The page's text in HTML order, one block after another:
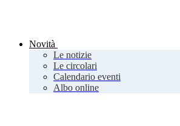
Novità
Le notizie
Le circolari
Calendario eventi
Albo online